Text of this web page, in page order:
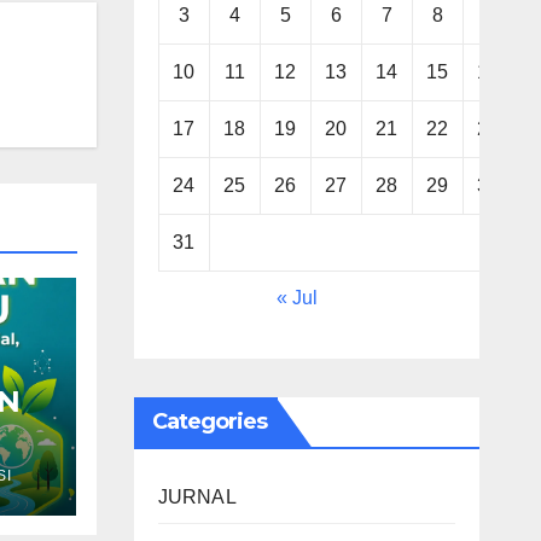
3 4 5 6 7 8
10 11 12 13 14 15 16
17 18 19 20 21 22 23
24 25 26 27 28 29 30
31
« Jul
Categories
JURNAL